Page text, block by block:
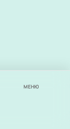
МЕНЮ